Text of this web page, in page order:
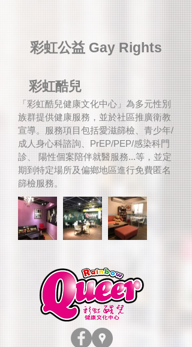
生活
娛樂
餐飲
美食
彩虹
公益
彩虹
西門
彩虹公益 Gay Rights
彩虹酷兒
「彩虹酷兒健康文化中心」為多元性別
族群提供健康服務，並於社區推廣衛教
宣導。服務項目包括愛滋篩檢、青少年/
成人身心科諮詢、PrEP/PEP/感染科門
診、 陽性個案陪伴就醫服務...等，並定
期到特定場所及偏鄉地區進行免費匿名
篩檢服務。